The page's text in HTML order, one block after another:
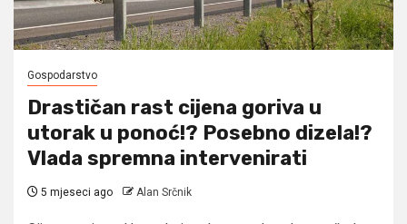
Gospodarstvo
Drastičan rast cijena goriva u
utorak u ponoć!? Posebno dizela!?
Vlada spremna intervenirati
5 mjeseci ago Alan Srčnik